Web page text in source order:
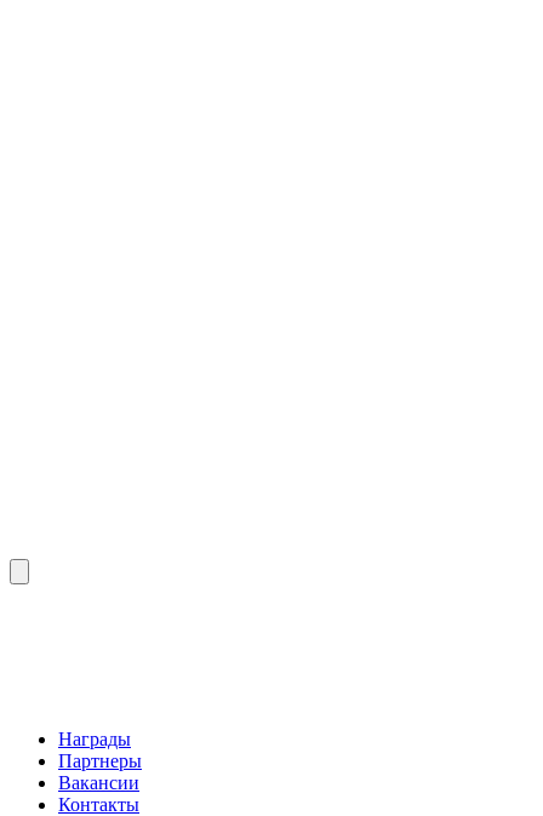
Награды
Партнеры
Вакансии
Контакты